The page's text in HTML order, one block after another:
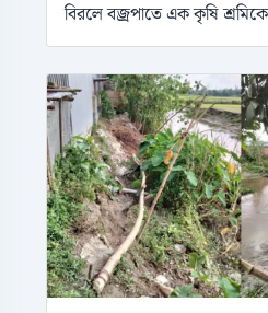
বিরলে বজ্রপাতে এক কৃষি